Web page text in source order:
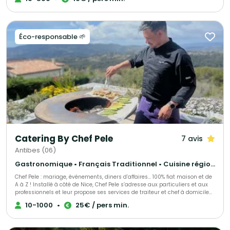
Éco-responsable 🌱
Catering By Chef Pele 7 avis
Antibes (06)
Gastronomique • Français Traditionnel • Cuisine régionale
Chef Pele : mariage, événements, diners d’affaires… 100% fiat maison et de
A à Z ! Installé à côté de Nice, Chef Pele s’adresse aux particuliers et aux
professionnels et leur propose ses services de traiteur et chef à domicile
pour l’organisation de leurs événements. Allant de l’organisation de
banquets (Prince du Danemark) à du consulting (boulangerie « Paul ») le
10-1000 • 25€ / pers min.